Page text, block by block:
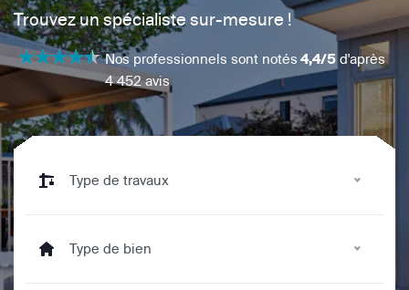
Trouvez un spécialiste sur-mesure !
Nos professionnels sont notés 4,4/5 d'après
4 452 avis
Type de travaux
Type de bien